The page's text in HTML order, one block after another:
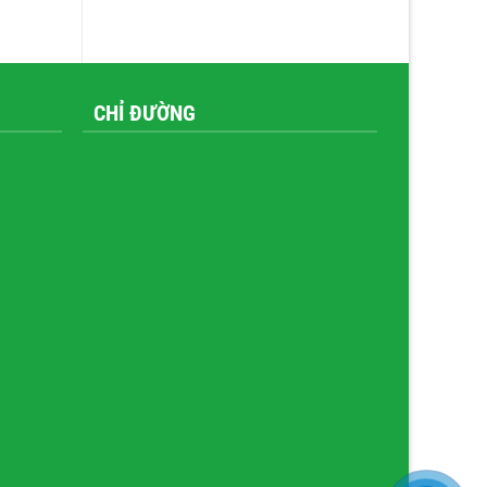
CHỈ ĐƯỜNG